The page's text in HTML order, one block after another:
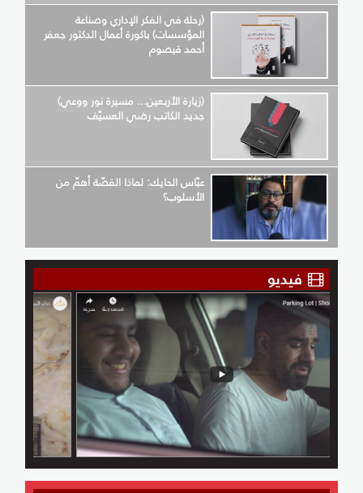
(رحلة في الفكر الإداري وصناعة
المؤسسات) باكورة أعمال الدكتور جعفر
أحمد قيصوم
(زيارة الأربعين... مسيرة نور ووعي)
جديد الكاتب رضي العسيّف
عبّاس الحايك: لماذا القصّة أهمّ من
الأسلوب؟
فيديو